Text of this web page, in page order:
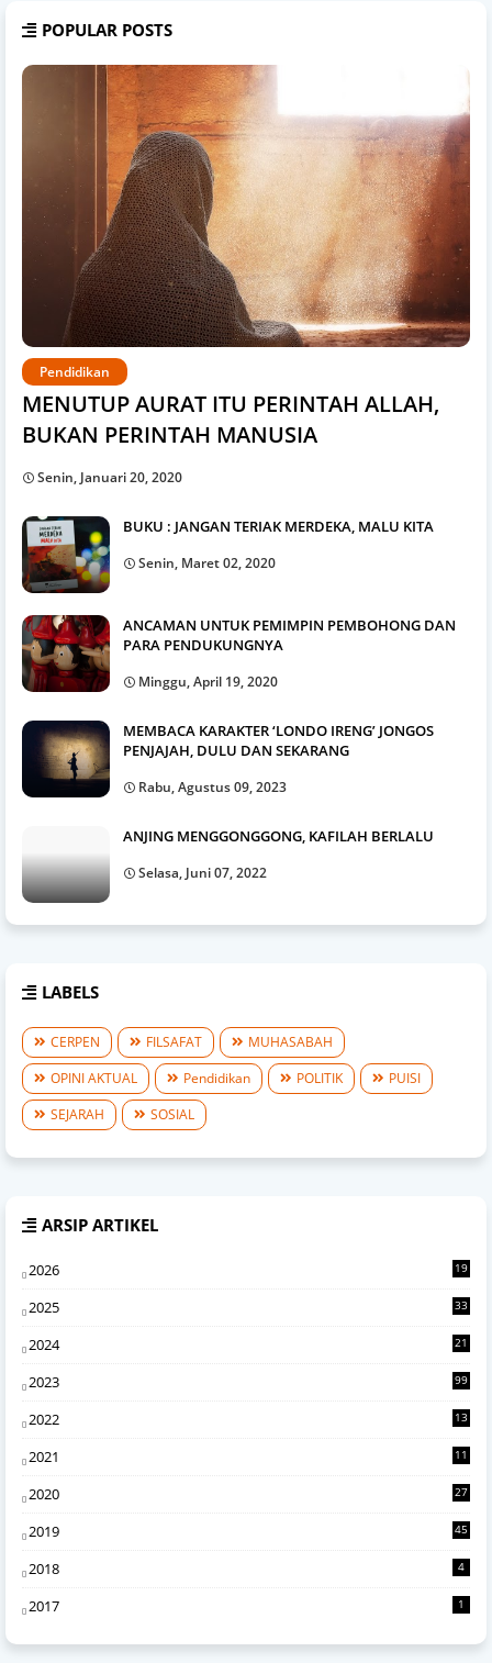
POPULAR POSTS
Pendidikan
MENUTUP AURAT ITU PERINTAH ALLAH,
BUKAN PERINTAH MANUSIA
Senin, Januari 20, 2020
BUKU : JANGAN TERIAK MERDEKA, MALU KITA
Senin, Maret 02, 2020
ANCAMAN UNTUK PEMIMPIN PEMBOHONG DAN
PARA PENDUKUNGNYA
Minggu, April 19, 2020
MEMBACA KARAKTER ‘LONDO IRENG’ JONGOS
PENJAJAH, DULU DAN SEKARANG
Rabu, Agustus 09, 2023
ANJING MENGGONGGONG, KAFILAH BERLALU
Selasa, Juni 07, 2022
LABELS
CERPEN FILSAFAT
MUHASABAH
OPINI AKTUAL
Pendidikan POLITIK
PUISI
SEJARAH
SOSIAL
ARSIP ARTIKEL
2026
19
2025
33
2024
21
2023 99
2022
13
2021
11
2020
27
2019 45
2018 4
2017 1